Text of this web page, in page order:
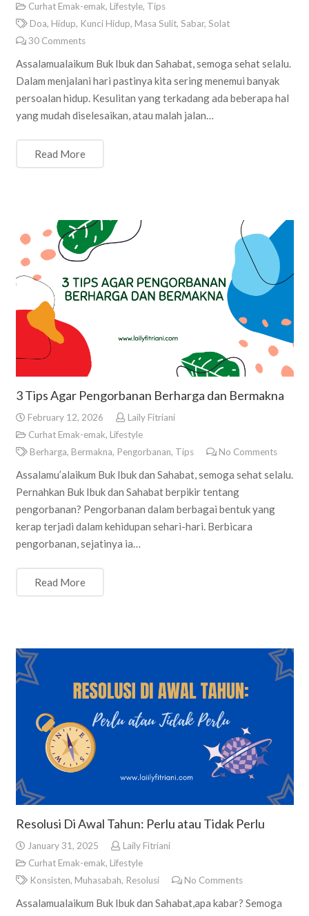
Curhat Emak-emak, Lifestyle, Tips
Doa, Hidup, Kunci Hidup, Masa Sulit, Sabar, Solat
30 Comments
Assalamualaikum Buk Ibuk dan Sahabat, semoga sehat selalu.
Dalam menjalani hari pastinya kita sering menemui banyak
persoalan hidup. Kesulitan yang terkadang ada beberapa hal
yang mudah diselesaikan, atau malah jalan…
Read More
3 Tips Agar Pengorbanan Berharga dan Bermakna
February 12, 2026
Laily Fitriani
Curhat Emak-emak, Lifestyle
Berharga, Bermakna, Pengorbanan, Tips No Comments
Assalamu’alaikum Buk Ibuk dan Sahabat, semoga sehat selalu.
Pernahkan Buk Ibuk dan Sahabat berpikir tentang
pengorbanan? Pengorbanan dalam berbagai bentuk yang
kerap terjadi dalam kehidupan sehari-hari. Berbicara
pengorbanan, sejatinya ia…
Read More
Resolusi Di Awal Tahun: Perlu atau Tidak Perlu
January 31, 2025
Laily Fitriani
Curhat Emak-emak, Lifestyle
Konsisten, Muhasabah, Resolusi No Comments
Assalamualaikum Buk Ibuk dan Sahabat,apa kabar? Semoga